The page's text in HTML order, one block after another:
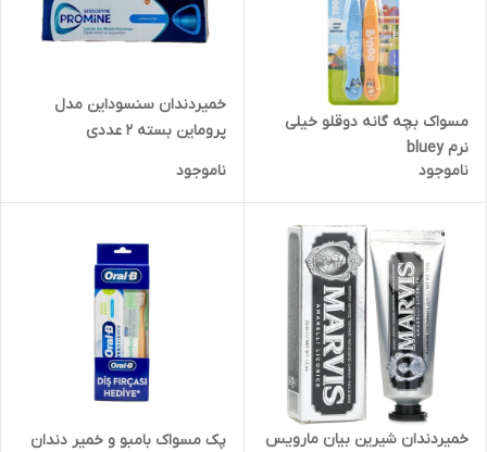
مسواک بچه گانه دوقلو خیلی
نرم bluey
ناموجود
خمیردندان سنسوداین مدل
پروماین بسته 2 عددی
ناموجود
خمیردندان شیرین بیان مارویس
پک مسواک بامبو و خمیر دندان